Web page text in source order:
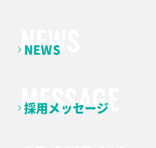
NEWS
採用メッセージ